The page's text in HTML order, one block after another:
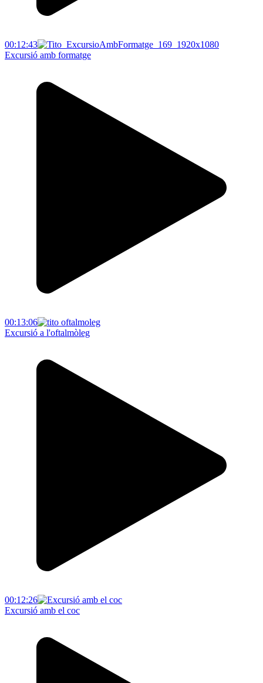
00:12:43
Excursió amb formatge
00:13:06
Excursió a l'oftalmòleg
00:12:26
Excursió amb el coc